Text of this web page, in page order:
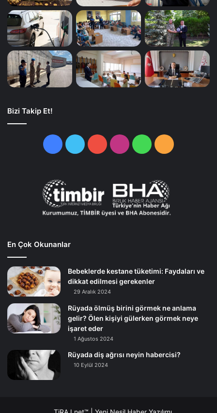
Bizi Takip Et!
FacebookTwitterYouTubeInstagramWhatsApp
RSS
En Çok Okunanlar
Bebeklerde kestane tüketimi: Faydaları ve
dikkat edilmesi gerekenler
29 Aralık 2024
Rüyada ölmüş birini görmek ne anlama
gelir? Ölen kişiyi gülerken görmek neye
işaret eder
1 Ağustos 2024
Rüyada diş ağrısı neyin habercisi?
10 Eylül 2024